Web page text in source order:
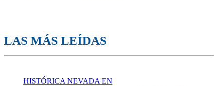
LAS MÁS LEÍDAS
HISTÓRICA NEVADA EN